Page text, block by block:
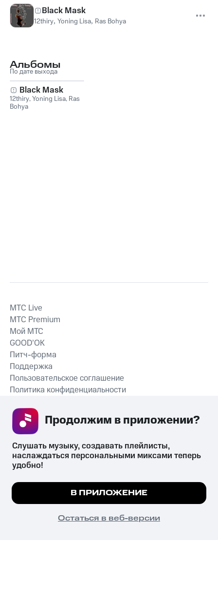
Black Mask
12thiry, Yoning Lisa, Ras Bohya
Альбомы
По дате выхода
Black Mask
12thiry,Yoning Lisa, Ras
Bohya
СКАЧАТЬ ПРИЛОЖЕНИЕ
MTС Live
MTС Premium
Мой МТС
GOOD’OK
Питч-форма
Поддержка
Пользовательское соглашение
Политика конфиденциальности
психотропных веществ, их аналогов причиняет вред здоровью,
их незаконный оборот запрещён и влечёт установленную
законодательством ответственность.
© 2026 ООО «КИОН».
Все права защищены
Мы используем куки, чтобы на сайте все
Подробнее
ПОНЯТНО
Слушать музыку, создавать плейлисты,
наслаждаться персональными миксами теперь
удобно!
В ПРИЛОЖЕНИЕ
Остаться в веб-версии